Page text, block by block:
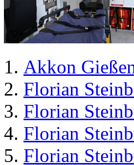
Akkon
Florian
Florian
Florian
Florian